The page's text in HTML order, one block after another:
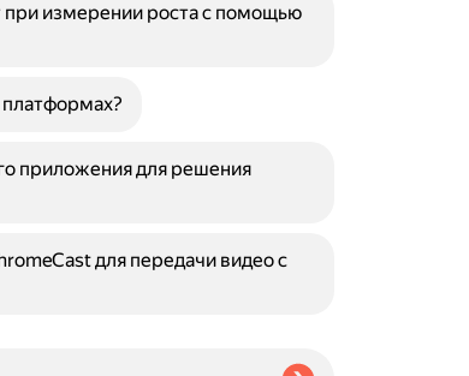
измерении роста с помощью
платформах?
приложения для решения
для передачи видео с